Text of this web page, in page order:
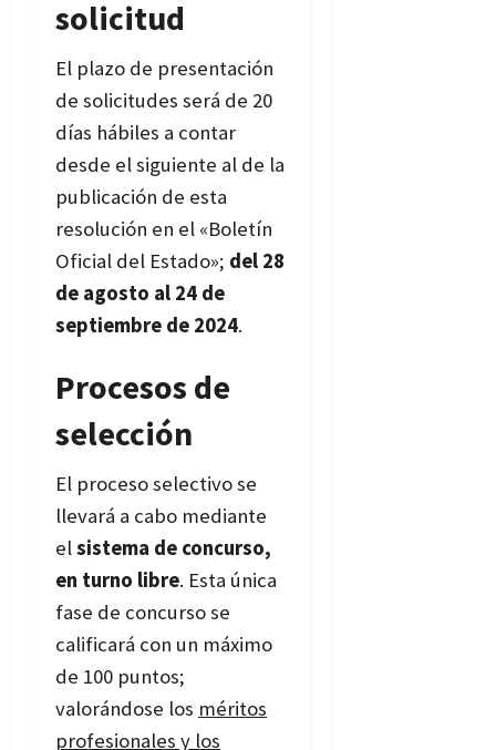
solicitud
El plazo de presentación
de solicitudes será de 20
días hábiles a contar
desde el siguiente al de la
publicación de esta
resolución en el «Boletín
Oficial del Estado»; del 28
de agosto al 24 de
septiembre de 2024.
Procesos de
selección
El proceso selectivo se
llevará a cabo mediante
elsistema de concurso,
en turno libre. Esta única
fase de concurso se
calificará con un máximo
de 100 puntos;
valorándose los méritos
profesionales y los